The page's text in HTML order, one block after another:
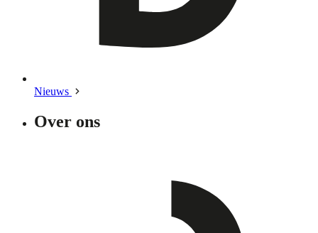
Nieuws
Over ons